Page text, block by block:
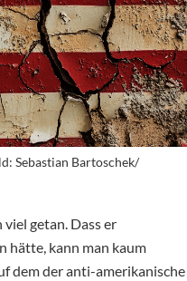
Sebastian Bartoschek/
getan. Dass er
hätte, kann man kaum
dem der anti-amerikanische